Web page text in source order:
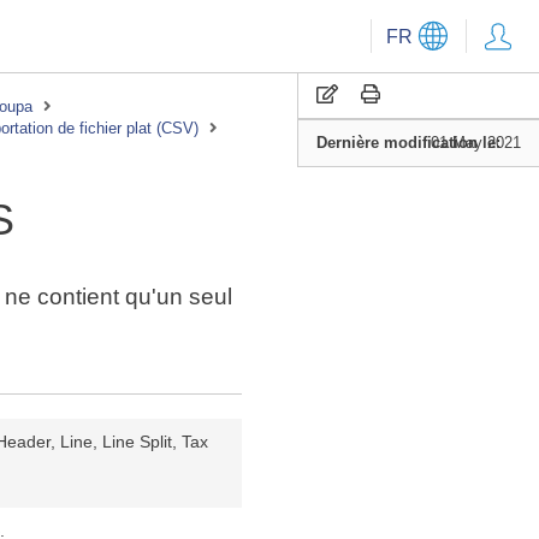
FR
Dernière modification le:
01 May 2021
de fichier plat (CSV)
contient qu'un seul
Line, Line Split, Tax